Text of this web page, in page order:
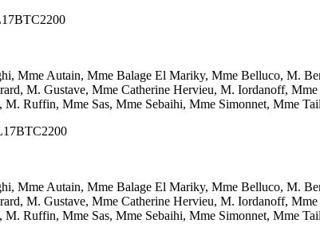
Mme Autain, Mme Balage El Mariky, Mme Belluco, M.
M. Gustave, Mme Catherine Hervieu, M. Iordanoff,
M. Ruffin, Mme Sas, Mme Sebaihi, Mme Simonnet, Mme
Mme Autain, Mme Balage El Mariky, Mme Belluco, M.
M. Gustave, Mme Catherine Hervieu, M. Iordanoff,
M. Ruffin, Mme Sas, Mme Sebaihi, Mme Simonnet, Mme